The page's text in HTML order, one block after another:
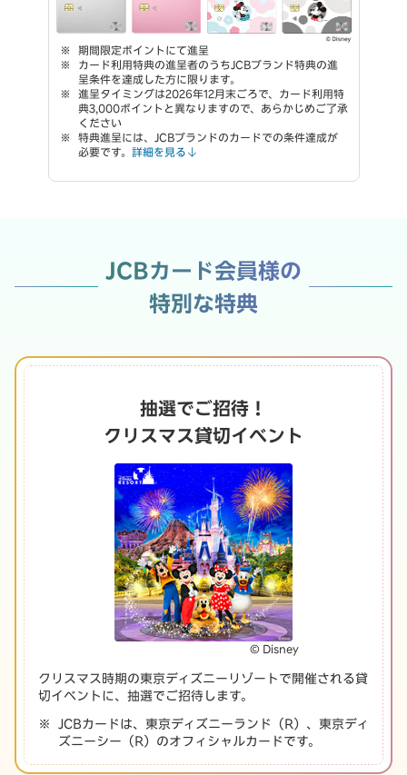
期間限定ポイントにて進呈
カード利用特典の進呈者のうちJCBブランド特典の進
呈条件を達成した方に限ります。
進呈タイミングは2026年12月末ごろで、カード利用特
典3,000ポイントと異なりますので、あらかじめご了承
ください
特典進呈には、JCBブランドのカードでの条件達成が
必要です。 詳細を見る
JCBカード会員様の
特別な特典
抽選でご招待！
クリスマス貸切イベント
© Disney
クリスマス時期の東京ディズニーリゾートで開催される貸
切イベントに、抽選でご招待します。
JCBカードは、東京ディズニーランド（R）、東京ディ
ズニーシー（R）のオフィシャルカードです。